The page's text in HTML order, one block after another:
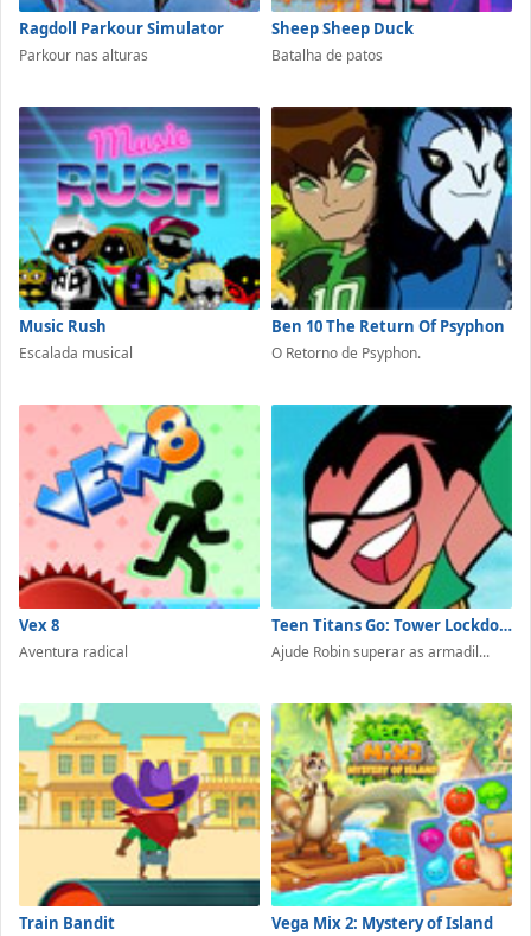
Ragdoll Parkour Simulator
Parkour nas alturas
Sheep Sheep Duck
Batalha de patos
Music Rush
Escalada musical
Ben 10 The Return Of Psyphon
O Retorno de Psyphon.
Vex 8
Aventura radical
Teen Titans Go: Tower Lockdown
Ajude Robin superar as armadil...
Train Bandit Vega Mix 2: Mystery of Island